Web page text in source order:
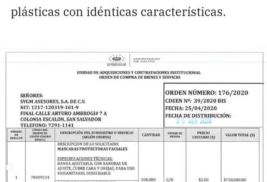
plásticas con idénticas características.